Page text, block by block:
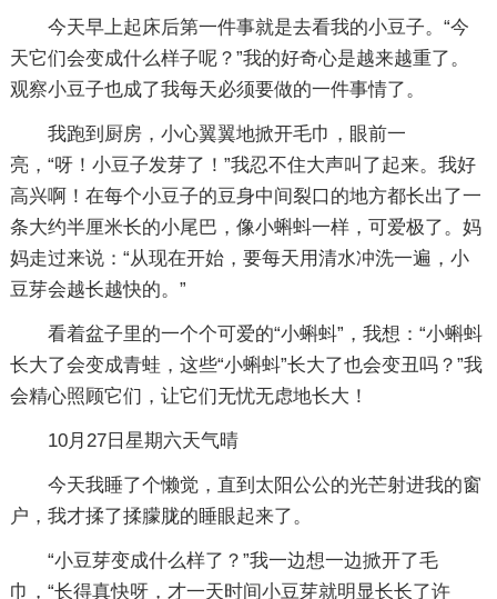
今天早上起床后第一件事就是去看我的小豆子。“今
天它们会变成什么样子呢？”我的好奇心是越来越重了。
观察小豆子也成了我每天必须要做的一件事情了。
我跑到厨房，小心翼翼地掀开毛巾，眼前一
亮，“呀！小豆子发芽了！”我忍不住大声叫了起来。我好
高兴啊！在每个小豆子的豆身中间裂口的地方都长出了一
条大约半厘米长的小尾巴，像小蝌蚪一样，可爱极了。妈
妈走过来说：“从现在开始，要每天用清水冲洗一遍，小
豆芽会越长越快的。”
看着盆子里的一个个可爱的“小蝌蚪”，我想：“小蝌蚪
长大了会变成青蛙，这些“小蝌蚪”长大了也会变丑吗？”我
会精心照顾它们，让它们无忧无虑地长大！
10月27日星期六天气晴
今天我睡了个懒觉，直到太阳公公的光芒射进我的窗
户，我才揉了揉朦胧的睡眼起来了。
“小豆芽变成什么样了？”我一边想一边掀开了毛
巾，“长得真快呀，才一天时间小豆芽就明显长长了许